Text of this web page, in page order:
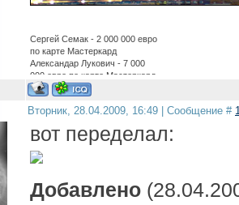
Сергей Семак - 2 000 000 евро
по карте Мастеркард
Александар Лукович - 7 000
000 евро по карте Мастеркард
Александр Бухаров - 12 000
000 евро по карте Мастеркард
Бруно Алвеш - 22 000 000 евро
обосраться в ЛЧ - бесценно
Есть вещи которые нельзя
купить ,для всего
Вторник, 28.04.2009, 16:49 | Сообщение #
вот переделал:
Добавлено